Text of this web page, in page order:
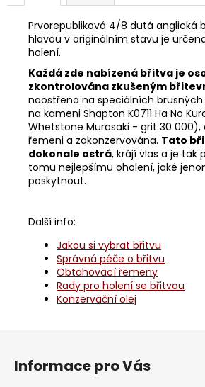
Prvorepubliková 4/8 dutá anglická
hlavou v originálním stavu je
holení.
Každá zde nabízená břitva je
zkontrolována zkušeným
naostřena na speciálních
na kameni Shapton K0711 Ha No
Whetstone Murasaki - grit 30
řemeni a zakonzervována. Tato
dokonale ostrá, krájí vlas a je tak
tomu nejlepšímu oholení, jaké
poskytnout.
Další info:
Jakou si vybrat břitvu
Správná péče o břitvu
Obtahovací řemeny
Rady pro holení se břitvou
Konzervační olej
Kč
Z
Informace pro Vás